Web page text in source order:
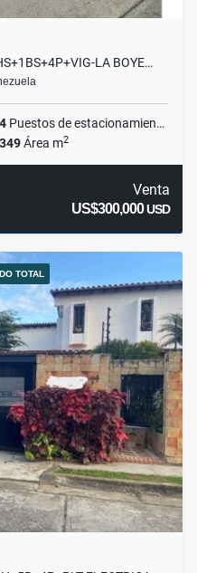
LA BOYE…
4 Puestos de estacionamientos
349Área m2
Venta
US$300,000USD
TOTAL